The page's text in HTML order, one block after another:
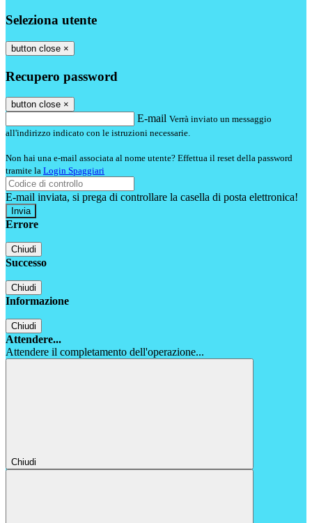
Seleziona utente
button close ×
Recupero password
button close ×
E-mail Verrà inviato un messaggio
all'indirizzo indicato con le istruzioni necessarie.
Non hai una e-mail associata al nome utente? Effettua il reset della password
tramite la Login Spaggiari
E-mail inviata, si prega di controllare la casella di posta elettronica!
Errore
Chiudi
Successo
Chiudi
Informazione
Chiudi
Attendere...
Attendere il completamento dell'operazione...
Chiudi